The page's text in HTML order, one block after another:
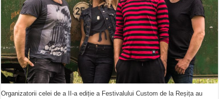
Organizatorii celei de a II-a ediție a Festivalului Custom de la Reșița au